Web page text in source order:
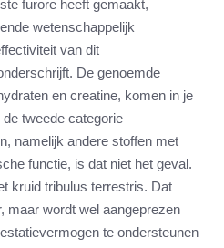
furore heeft gemaakt,
wetenschappelijk
van dit
De genoemde
en creatine, komen in je
tweede categorie
namelijk andere stoffen met
functie, is dat niet het geval.
kruid tribulus terrestris. Dat
maar wordt wel aangeprezen
te ondersteunen